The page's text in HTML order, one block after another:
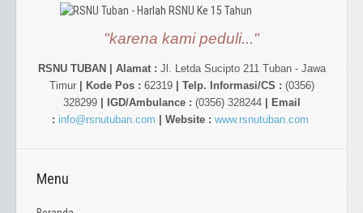
"karena kami peduli..."
RSNU TUBAN | Alamat : Jl. Letda Sucipto 211 Tuban - Jawa
Timur| Kode Pos : 62319| Telp. Informasi/CS : (0356)
328299
| IGD/Ambulance : (0356) 328244
| Email
: info@rsnutuban.com | Website : www.rsnutuban.com
Menu